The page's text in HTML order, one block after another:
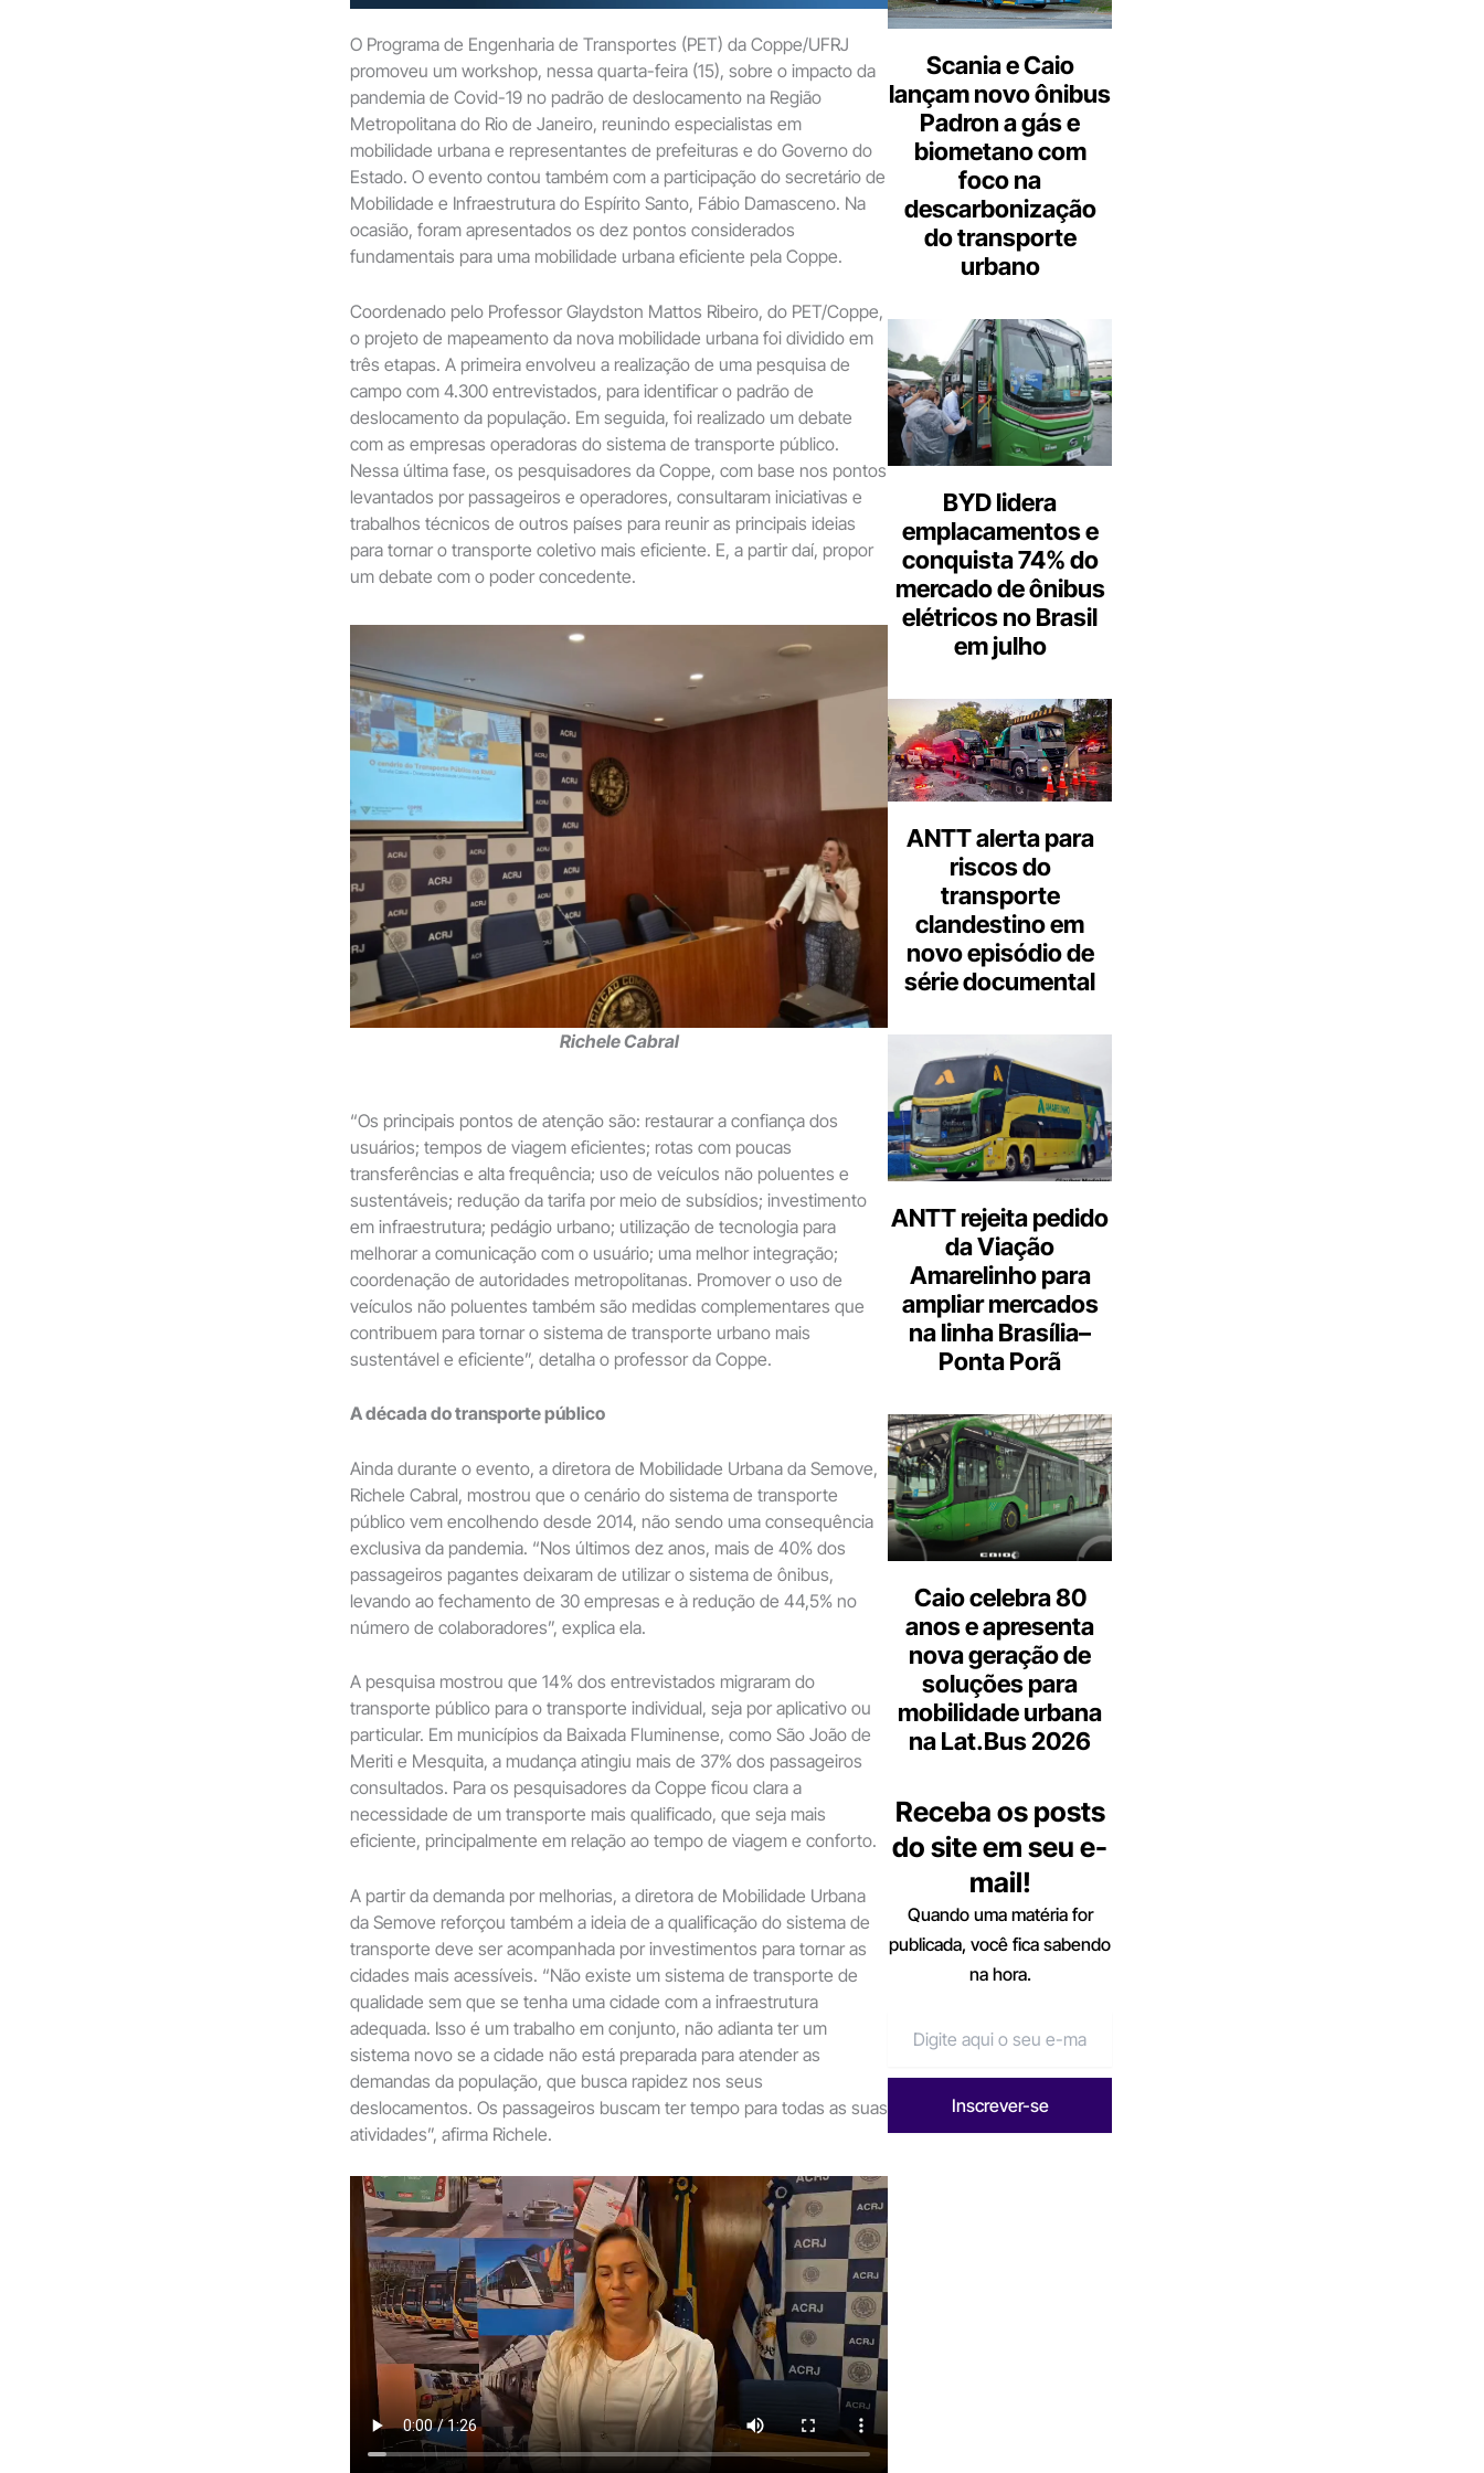
O Programa de Engenharia de Transportes (PET) da Coppe/UFRJ
promoveu um workshop, nessa quarta-feira (15), sobre o impacto da
pandemia de Covid-19 no padrão de deslocamento na Região
Metropolitana do Rio de Janeiro, reunindo especialistas em
mobilidade urbana e representantes de prefeituras e do Governo do
Estado. O evento contou também com a participação do secretário de
Mobilidade e Infraestrutura do Espírito Santo, Fábio Damasceno. Na
ocasião, foram apresentados os dez pontos considerados
fundamentais para uma mobilidade urbana eficiente pela Coppe.
Coordenado pelo Professor Glaydston Mattos Ribeiro, do PET/Coppe,
o projeto de mapeamento da nova mobilidade urbana foi dividido em
três etapas. A primeira envolveu a realização de uma pesquisa de
campo com 4.300 entrevistados, para identificar o padrão de
deslocamento da população. Em seguida, foi realizado um debate
com as empresas operadoras do sistema de transporte público.
Nessa última fase, os pesquisadores da Coppe, com base nos pontos
levantados por passageiros e operadores, consultaram iniciativas e
trabalhos técnicos de outros países para reunir as principais ideias
para tornar o transporte coletivo mais eficiente. E, a partir daí, propor
um debate com o poder concedente.
Richele Cabral
“Os principais pontos de atenção são: restaurar a confiança dos
usuários; tempos de viagem eficientes; rotas com poucas
transferências e alta frequência; uso de veículos não poluentes e
sustentáveis; redução da tarifa por meio de subsídios; investimento
em infraestrutura; pedágio urbano; utilização de tecnologia para
melhorar a comunicação com o usuário; uma melhor integração;
coordenação de autoridades metropolitanas. Promover o uso de
veículos não poluentes também são medidas complementares que
contribuem para tornar o sistema de transporte urbano mais
sustentável e eficiente”, detalha o professor da Coppe.
A década do transporte público
Ainda durante o evento, a diretora de Mobilidade Urbana da Semove,
Richele Cabral, mostrou que o cenário do sistema de transporte
público vem encolhendo desde 2014, não sendo uma consequência
exclusiva da pandemia. “Nos últimos dez anos, mais de 40% dos
passageiros pagantes deixaram de utilizar o sistema de ônibus,
levando ao fechamento de 30 empresas e à redução de 44,5% no
número de colaboradores”, explica ela.
A pesquisa mostrou que 14% dos entrevistados migraram do
transporte público para o transporte individual, seja por aplicativo ou
particular. Em municípios da Baixada Fluminense, como São João de
Meriti e Mesquita, a mudança atingiu mais de 37% dos passageiros
consultados. Para os pesquisadores da Coppe ficou clara a
necessidade de um transporte mais qualificado, que seja mais
eficiente, principalmente em relação ao tempo de viagem e conforto.
A partir da demanda por melhorias, a diretora de Mobilidade Urbana
da Semove reforçou também a ideia de a qualificação do sistema de
transporte deve ser acompanhada por investimentos para tornar as
cidades mais acessíveis. “Não existe um sistema de transporte de
qualidade sem que se tenha uma cidade com a infraestrutura
adequada. Isso é um trabalho em conjunto, não adianta ter um
sistema novo se a cidade não está preparada para atender as
demandas da população, que busca rapidez nos seus
deslocamentos. Os passageiros buscam ter tempo para todas as suas
atividades”, afirma Richele.
Scania e Caio
lançam novo ônibus
Padron a gás e
biometano com
foco na
descarbonização
do transporte
urbano
BYD lidera
emplacamentos e
conquista 74% do
mercado de ônibus
elétricos no Brasil
em julho
ANTT alerta para
riscos do
transporte
clandestino em
novo episódio de
série documental
ANTT rejeita pedido
da Viação
Amarelinho para
ampliar mercados
na linha Brasília–
Ponta Porã
Caio celebra 80
anos e apresenta
nova geração de
soluções para
mobilidade urbana
na Lat.Bus 2026
Receba os posts
do site em seu e-
mail!
Quando uma matéria for
publicada, você fica sabendo
na hora.
Inscrever-se